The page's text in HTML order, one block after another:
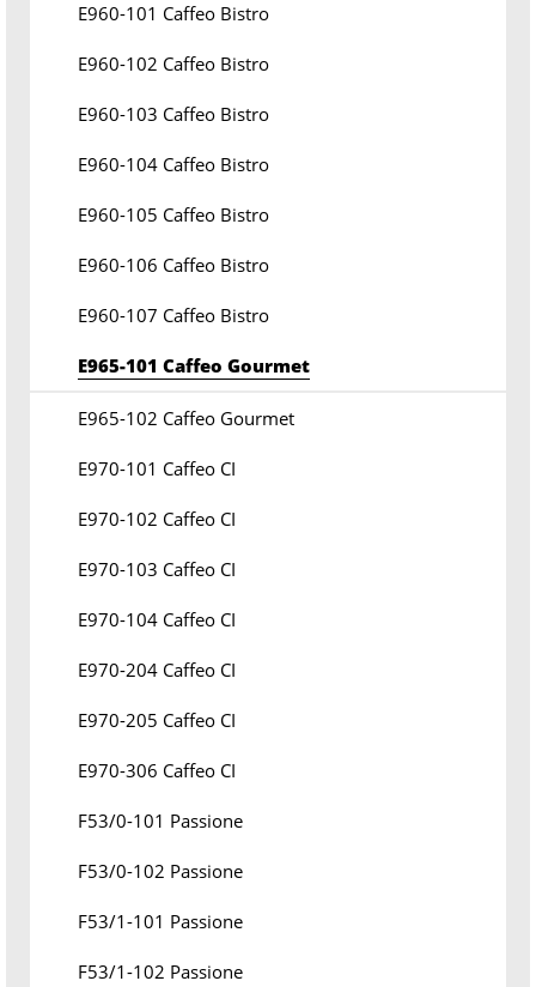
E960-101 Caffeo Bistro
E960-102 Caffeo Bistro
E960-103 Caffeo Bistro
E960-104 Caffeo Bistro
E960-105 Caffeo Bistro
E960-106 Caffeo Bistro
E960-107 Caffeo Bistro
E965-101 Caffeo Gourmet
E965-102 Caffeo Gourmet
E970-101 Caffeo CI
E970-102 Caffeo CI
E970-103 Caffeo CI
E970-104 Caffeo CI
E970-204 Caffeo CI
E970-205 Caffeo CI
E970-306 Caffeo CI
F53/0-101 Passione
F53/0-102 Passione
F53/1-101 Passione
F53/1-102 Passione